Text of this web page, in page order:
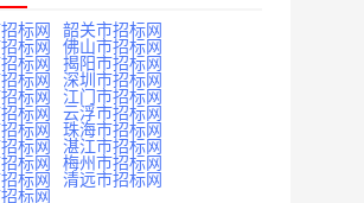
标网
韶关市招标网
标网
佛山市招标网
标网
揭阳市招标网
标网
深圳市招标网
标网
江门市招标网
标网
云浮市招标网
标网
珠海市招标网
标网
湛江市招标网
标网
梅州市招标网
标网
清远市招标网
标网